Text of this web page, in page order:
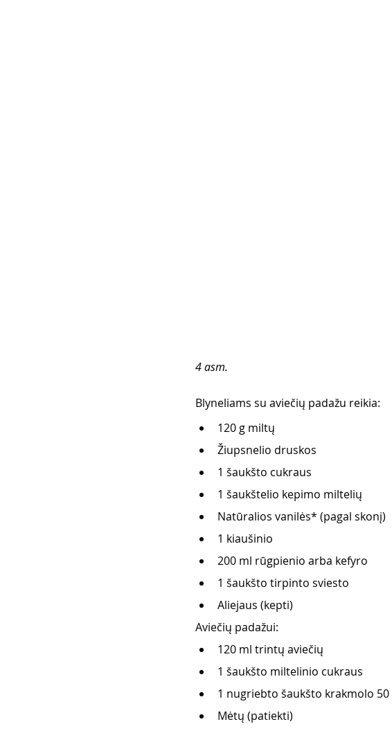
4 asm.
Blyneliams su aviečių padažu reikia:
120 g miltų
Žiupsnelio druskos
1 šaukšto cukraus
1 šaukštelio kepimo miltelių
Natūralios vanilės* (pagal skonį)
1 kiaušinio
200 ml rūgpienio arba kefyro
1 šaukšto tirpinto sviesto
Aliejaus (kepti)
Aviečių padažui:
120 ml trintų aviečių
1 šaukšto miltelinio cukraus
1 nugriebto šaukšto krakmolo
Mėtų (patiekti)